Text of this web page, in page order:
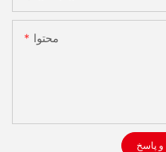
محتوا
پاسخ